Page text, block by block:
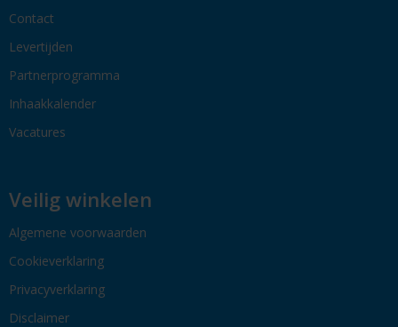
Contact
Levertijden
Partnerprogramma
Inhaakkalender
Vacatures
Veilig winkelen
Algemene voorwaarden
Cookieverklaring
Privacyverklaring
Disclaimer